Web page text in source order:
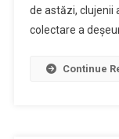
de astăzi, clujenii
colectare a
Continue